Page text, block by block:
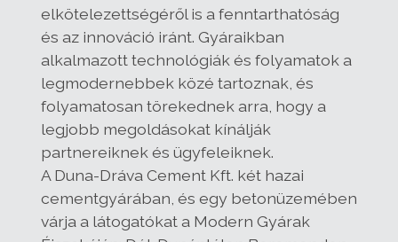
elkötelezettségéről is a fenntarthatóság
és az innováció iránt. Gyáraikban
alkalmazott technológiák és folyamatok a
legmodernebbek közé tartoznak, és
folyamatosan törekednek arra, hogy a
legjobb megoldásokat kínálják
partnereiknek és ügyfeleiknek.
A Duna-Dráva Cement Kft. két hazai
cementgyárában, és egy betonüzemében
várja a látogatókat a Modern Gyárak